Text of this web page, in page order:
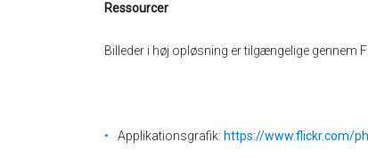
Ressourcer
Billeder i høj opløsning er tilgængelige gennem
Applikationsgrafik: https://www.flickr.com/